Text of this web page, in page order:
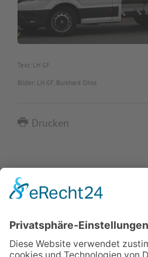
Text: LH GF
Bilder: LH GF, Burkhard Ohse
Drucken
IMPRESSUM